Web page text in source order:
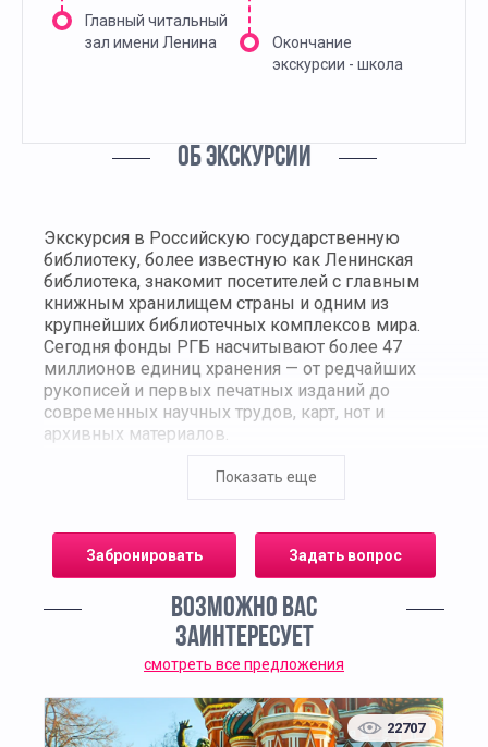
Главный читальный
зал имени Ленина
Окончание
экскурсии - школа
ОБ ЭКСКУРСИИ
Экскурсия в Российскую государственную
библиотеку, более известную как Ленинская
библиотека, знакомит посетителей с главным
книжным хранилищем страны и одним из
крупнейших библиотечных комплексов мира.
Сегодня фонды РГБ насчитывают более 47
миллионов единиц хранения — от редчайших
рукописей и первых печатных изданий до
современных научных трудов, карт, нот и
архивных материалов.
В ходе экскурсии участники узнают историю
до настоящего времени, когда РГБ стала
центром национального библиотечного дела и
знаменитом архитектурном ансамбле на улице
Воздвиженка, где сочетаются элементы
сталинского классицизма и строгого
монументального стиля, символизирующего
престиж отечественной науки и культуры.
Экскурсанты пройдут по главным залам
Показать еще
Забронировать Задать вопрос
ВОЗМОЖНО ВАС
ЗАИНТЕРЕСУЕТ
смотреть все предложения
22707